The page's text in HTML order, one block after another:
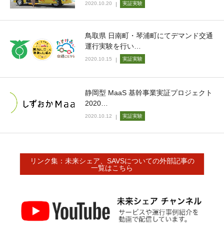
2020.10.20 実証実験
鳥取県 日南町・琴浦町にてデマンド交通
運行実験を行い…
2020.10.15 実証実験
静岡型 MaaS 基幹事業実証プロジェクト
2020…
2020.10.12 実証実験
リンク集：未来シェア、SAVSについての外部記事の
一覧はこちら